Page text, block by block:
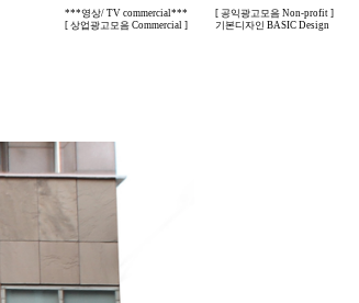
***영상/ TV commercial***
[ 공익광고모음 Non-profit ]
[ 상업광고모음 Commercial ]
기본디자인 BASIC Design